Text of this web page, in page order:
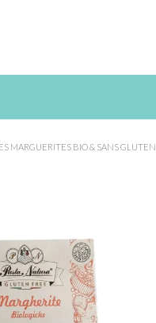
MARGUERITES BIO & SANS GLUTEN